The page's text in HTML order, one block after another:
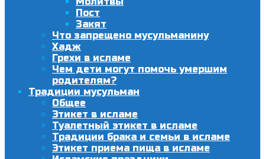
Пост
Закят
Что запрещено мусульманину
Хадж
Грехи в исламе
Чем дети могут помочь умершим
родителям?
Традиции мусульман
Общее
Этикет в исламе
Туалетный этикет в исламе
Традиции брака и семьи в исламе
Этикет приема пища в исламе